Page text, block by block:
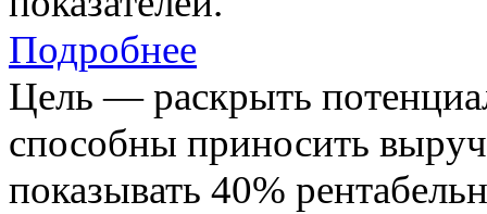
Подробнее
Цель — раскрыть
способны приносить
показывать 40%